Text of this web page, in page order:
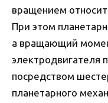
вращением
При этом
а вращающий
электродвигателя
посредством
планетарного